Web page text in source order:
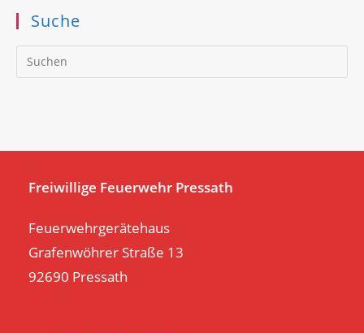
Suche
Freiwillige Feuerwehr Pressath
Feuerwehrgerätehaus
Grafenwöhrer Straße 13
92690 Pressath